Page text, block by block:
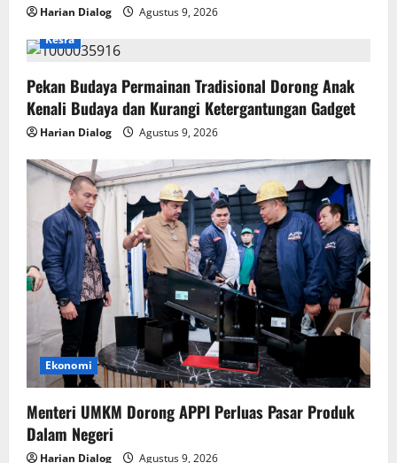
Harian Dialog
Agustus 9, 2026
Kesra
Pekan Budaya Permainan Tradisional Dorong Anak
Kenali Budaya dan Kurangi Ketergantungan Gadget
Harian Dialog Agustus 9, 2026
Ekonomi
Menteri UMKM Dorong APPI Perluas Pasar Produk
Dalam Negeri
Harian Dialog Agustus 9, 2026